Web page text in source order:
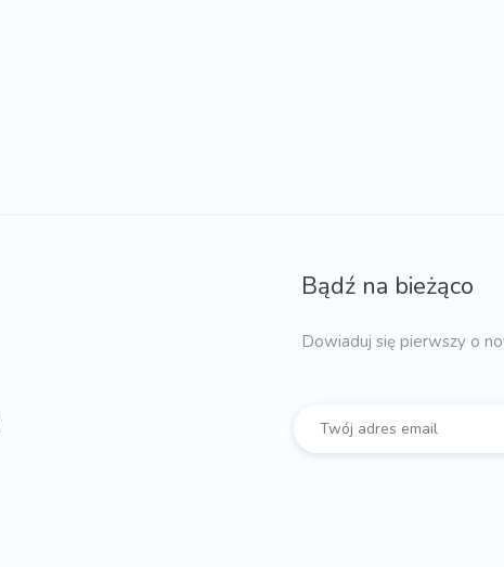
Bądź na bieżąco
Dowiaduj się pierwszy o